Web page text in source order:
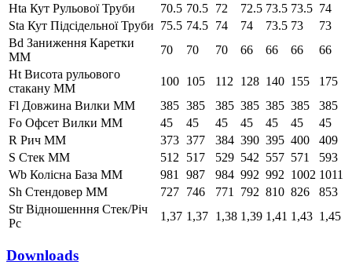
Hta Кут Рульової Труби
70.5 70.5 72 72.5 73.5 73.5 74
Sta Кут Підсідельної Труби 75.5 74.5 74 74 73.5 73
73
Bd Заниження Каретки
ММ
70 70 70 66 66 66
66
Ht Висота рульового
стакану ММ
100 105 112 128 140 155
175
Fl Довжина Вилки ММ
385 385 385 385 385 385
385
Fo Офсет Вилки ММ
45 45 45 45 45 45
45
R Рич ММ
373 377 384 390 395 400
409
S Стек ММ
512 517 529 542 557 571
593
Wb Колісна База ММ
981 987 984 992 992 1002 1011
Sh Стендовер ММ
727 746 771 792 810 826
853
Str Відношенння Стек/Річ
Pc
1,37 1,37 1,38 1,39 1,41 1,43 1,45
Downloads